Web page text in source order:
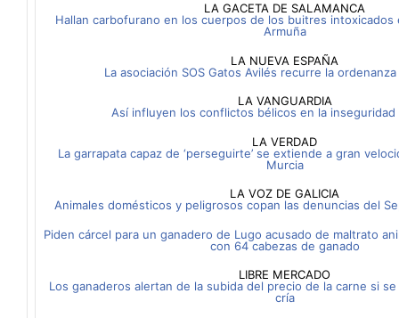
LA GACETA DE SALAMANCA
Hallan carbofurano en los cuerpos de los buitres
Armuña
LA NUEVA ESPAÑA
La asociación SOS Gatos Avilés recurre la
LA VANGUARDIA
Así influyen los conflictos bélicos en la inseguridad
LA VERDAD
La garrapata capaz de ‘perseguirte’ se extiende a gran
Murcia
LA VOZ DE GALICIA
Animales domésticos y peligrosos copan las denuncias del
Piden cárcel para un ganadero de Lugo acusado de maltrato
con 64 cabezas de ganado
LIBRE MERCADO
Los ganaderos alertan de la subida del precio de la carne si
cría